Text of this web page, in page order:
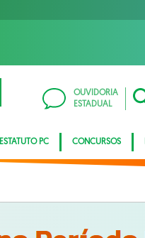
OUVIDORIA
ESTADUAL
ESTATUTO PC CONCURSOS